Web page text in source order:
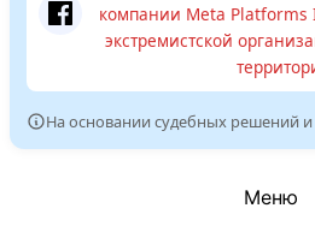
компании Meta Platforms
экстремистской
На основании судебных решений и
Меню